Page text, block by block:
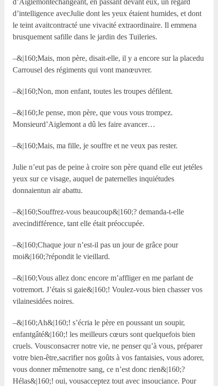
d’Aiglemontéchangeant, en passant devant eux, un regard
d’intelligence avecJulie dont les yeux étaient humides, et dont
le teint avaitcontracté une vivacité extraordinaire. Il emmena
brusquement safille dans le jardin des Tuileries.
–&|160;Mais, mon père, disait-elle, il y a encore sur la placedu
Carrousel des régiments qui vont manœuvrer.
–&|160;Non, mon enfant, toutes les troupes défilent.
–&|160;Je pense, mon père, que vous vous trompez.
Monsieurd’Aiglemont a dû les faire avancer…
–&|160;Mais, ma fille, je souffre et ne veux pas rester.
Julie n’eut pas de peine à croire son père quand elle eut jetéles
yeux sur ce visage, auquel de paternelles inquiétudes
donnaientun air abattu.
–&|160;Souffrez-vous beaucoup&|160;? demanda-t-elle
avecindifférence, tant elle était préoccupée.
–&|160;Chaque jour n’est-il pas un jour de grâce pour
moi&|160;?répondit le vieillard.
–&|160;Vous allez donc encore m’affliger en me parlant de
votremort. J’étais si gaie&|160;! Voulez-vous bien chasser vos
vilainesidées noires.
–&|160;Ah&|160;! s’écria le père en poussant un soupir,
enfantgâté&|160;! les meilleurs cœurs sont quelquefois bien
cruels. Vousconsacrer notre vie, ne penser qu’à vous, préparer
votre bien-être,sacrifier nos goûts à vos fantaisies, vous adorer,
vous donner mêmenotre sang, ce n’est donc rien&|160;?
Hélas&|160;! oui, vousacceptez tout avec insouciance. Pour